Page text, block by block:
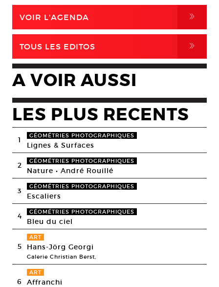
VOIR L'AGENDA ,
TOUS LES EDITOS ,
A VOIR AUSSI
LES PLUS RECENTS
1 GÉOMÉTRIES PHOTOGRAPHIQUES
Lignes & Surfaces
2 GÉOMÉTRIES PHOTOGRAPHIQUES
Nature • André Rouillé
3 GÉOMÉTRIES PHOTOGRAPHIQUES
Escaliers
4 GÉOMÉTRIES PHOTOGRAPHIQUES
Bleu du ciel
5
ART
Hans-Jörg Georgi
Galerie Christian Berst,
6
ART
Affranchi